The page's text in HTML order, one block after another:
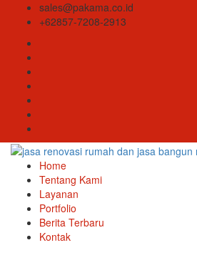
sales@pakama.co.id
+62857-7208-2913
Home
Tentang Kami
Layanan
Portfolio
Berita Terbaru
Kontak